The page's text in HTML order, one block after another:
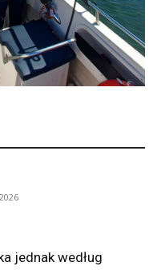
jednak według